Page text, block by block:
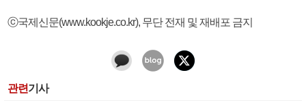
ⓒ국제신문(www.kookje.co.kr), 무단 전재 및 재배포 금지
관련기사